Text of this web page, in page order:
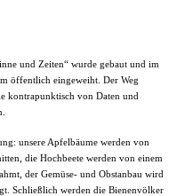
und Zeiten“ wurde gebaut und im
öffentlich eingeweiht. Der Weg
kontrapunktisch von Daten und
unsere Apfelbäume werden von
die Hochbeete werden von einem
der Gemüse- und Obstanbau wird
Schließlich werden die Bienenvölker